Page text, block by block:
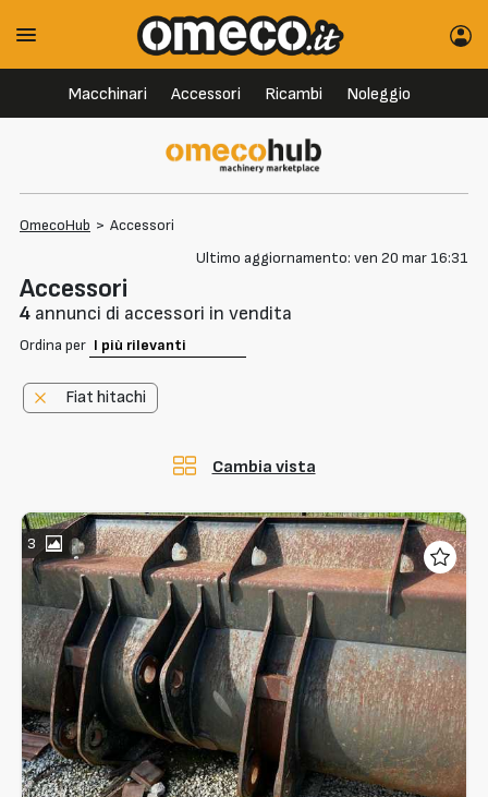
Macchinari Accessori Ricambi Noleggio
OmecoHub > Accessori
Ultimo aggiornamento: ven 20 mar 16:31
Accessori
4 annunci di accessori in vendita
Ordina per
Fiat hitachi
Cambia vista
3